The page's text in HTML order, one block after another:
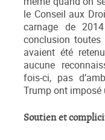
le Conseil aux
carnage de
conclusion toutes
avaient été
aucune
fois-ci, pas
Trump ont imposé
Soutien et